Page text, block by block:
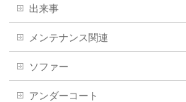
出来事
メンテナンス関連
ソファー
アンダーコート